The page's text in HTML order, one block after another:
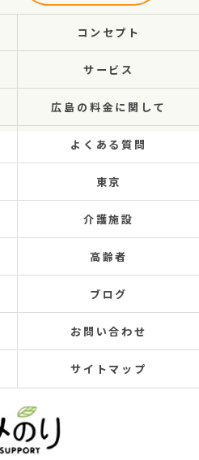
コンセプト
サービス
広島の料金に関して
よくある質問
東京
介護施設
高齢者
ブログ
お問い合わせ
サイトマップ